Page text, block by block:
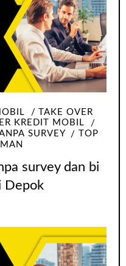
TAKE OVER
KREDIT MOBIL
SURVEY
TOP
survey dan bi
Depok